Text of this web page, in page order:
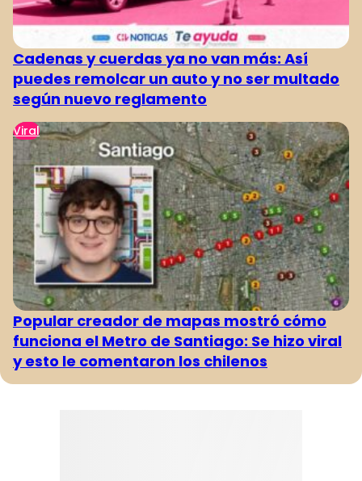
Cadenas y cuerdas ya no van más: Así
puedes remolcar un auto y no ser multado
según nuevo reglamento
Viral
Popular creador de mapas mostró cómo
funciona el Metro de Santiago: Se hizo viral
y esto le comentaron los chilenos